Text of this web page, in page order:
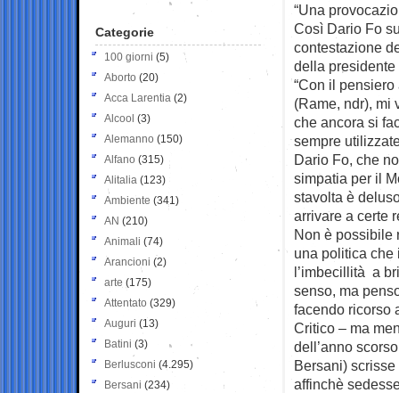
“Una
Così Dario Fo
contestazione
della
“Con il
(Rame, ndr), mi
che ancora si
sempre
Dario Fo, che
simpatia per il
stavolta è
arrivare a certe
Non è possibile
una politica che
l’imbecillità a
senso, ma
facendo ricorso
Critico – ma
dell’anno
Bersani)
affinchè
Categorie
100 giorni (5)
Aborto (20)
Acca Larentia (2)
Alcool (3)
Alemanno (150)
Alfano (315)
Alitalia (123)
Ambiente (341)
AN (210)
Animali (74)
Arancioni (2)
arte (175)
Attentato (329)
Auguri (13)
Batini (3)
Berlusconi (4.295)
Bersani (234)